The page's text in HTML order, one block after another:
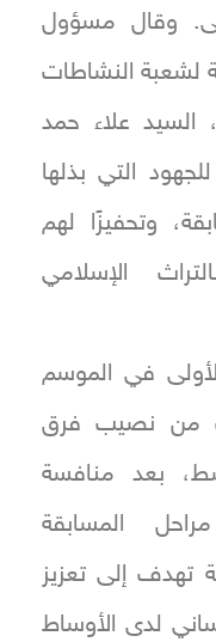
وقال مسؤول
لشعبة النشاطات
السيد علاء حمد
التي بذلها
وتحفيزًا لهم
الإسلامي
في الموسم
من نصيب فرق
بعد منافسة
المسابقة
تهدف إلى تعزيز
لدى الأوساط